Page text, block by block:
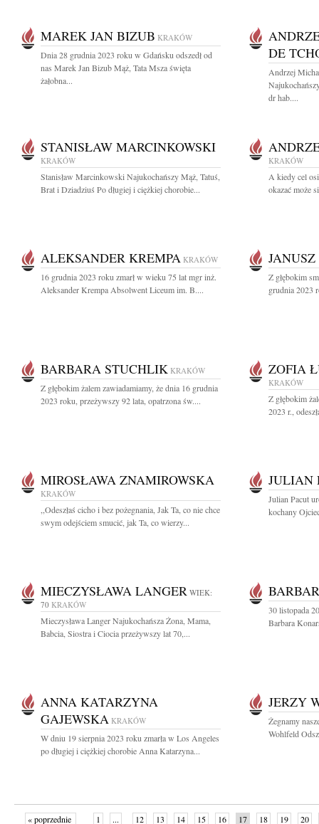
MAREK JAN BIZUB KRAKÓW
Dnia 28 grudnia 2023 roku w Gdańsku odszedł od
nas Marek Jan Bizub Mąż, Tata Msza święta
żałobna...
DE
Andrzej
dr hab....
STANISŁAW MARCINKOWSKI
KRAKÓW
Stanisław Marcinkowski Najukochańszy Mąż, Tatuś,
Brat i Dziadziuś Po długiej i ciężkiej chorobie...
KRAKÓW
A kiedy cel
okazać może
ALEKSANDER KREMPA KRAKÓW
16 grudnia 2023 roku zmarł w wieku 75 lat mgr inż.
Aleksander Krempa Absolwent Liceum im. B....
Z głębokim
grudnia 2023
BARBARA STUCHLIK KRAKÓW
Z głębokim żalem zawiadamiamy, że dnia 16 grudnia
2023 roku, przeżywszy 92 lata, opatrzona św....
ZOFIA
KRAKÓW
Z głębokim
2023 r.,
MIROSŁAWA ZNAMIROWSKA
KRAKÓW
,,Odeszłaś cicho i bez pożegnania, Jak Ta, co nie chce
swym odejściem smucić, jak Ta, co wierzy...
JULIAN
Julian Pacut
kochany
MIECZYSŁAWA LANGER WIEK:
70 KRAKÓW
Mieczysława Langer Najukochańsza Żona, Mama,
Babcia, Siostra i Ciocia przeżywszy lat 70,...
30 listopada
Barbara
ANNA KATARZYNA
GAJEWSKA KRAKÓW
W dniu 19 sierpnia 2023 roku zmarła w Los Angeles
po długiej i ciężkiej chorobie Anna Katarzyna...
JERZY
Żegnamy
Wohlfeld
« poprzednie 1 ... 12 13 14 15 16 17 18 19 20